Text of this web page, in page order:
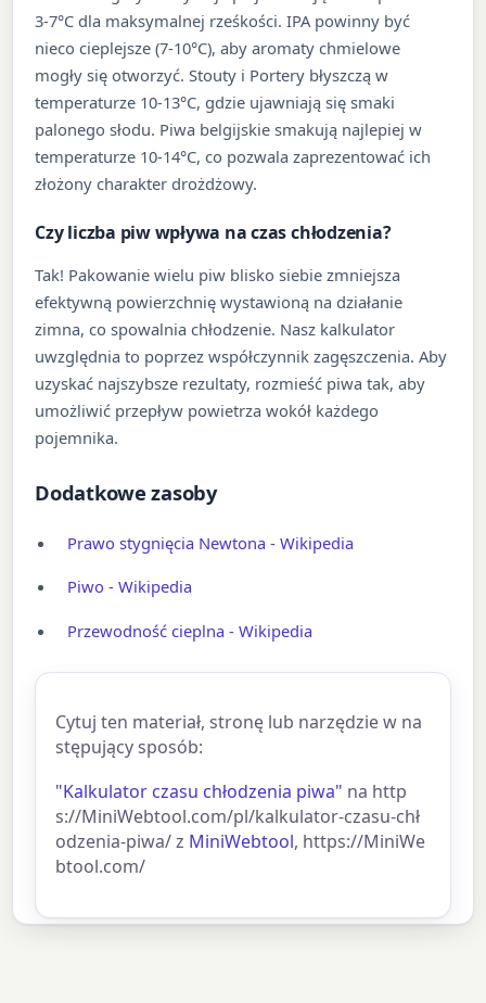
3-7°C dla maksymalnej rześkości. IPA powinny być
nieco cieplejsze (7-10°C), aby aromaty chmielowe
mogły się otworzyć. Stouty i Portery błyszczą w
temperaturze 10-13°C, gdzie ujawniają się smaki
palonego słodu. Piwa belgijskie smakują najlepiej w
temperaturze 10-14°C, co pozwala zaprezentować ich
złożony charakter drożdżowy.
Czy liczba piw wpływa na czas chłodzenia?
Tak! Pakowanie wielu piw blisko siebie zmniejsza
efektywną powierzchnię wystawioną na działanie
zimna, co spowalnia chłodzenie. Nasz kalkulator
uwzględnia to poprzez współczynnik zagęszczenia. Aby
uzyskać najszybsze rezultaty, rozmieść piwa tak, aby
umożliwić przepływ powietrza wokół każdego
pojemnika.
Dodatkowe zasoby
Prawo stygnięcia Newtona - Wikipedia
Piwo - Wikipedia
Przewodność cieplna - Wikipedia
Cytuj ten materiał, stronę lub narzędzie w na
stępujący sposób:
"Kalkulator czasu chłodzenia piwa" na http
s://MiniWebtool.com/pl/kalkulator-czasu-chł
odzenia-piwa/ z MiniWebtool, https://MiniWe
btool.com/